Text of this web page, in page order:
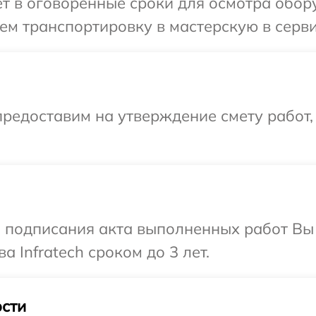
транспортировку в мастерскую в
на утверждение смету
акта выполненных работ
Infratech сроком до 3 лет.